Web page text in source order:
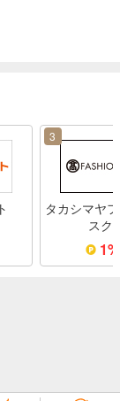
3
タカシマヤ
スク
1%